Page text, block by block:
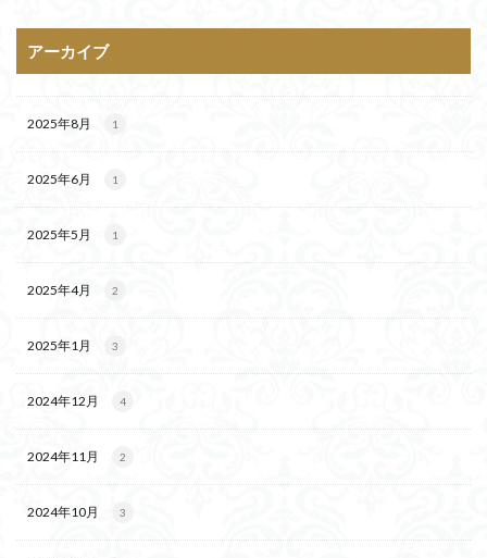
アーカイブ
2025年8月 1
2025年6月 1
2025年5月 1
2025年4月 2
2025年1月 3
2024年12月 4
2024年11月 2
2024年10月 3